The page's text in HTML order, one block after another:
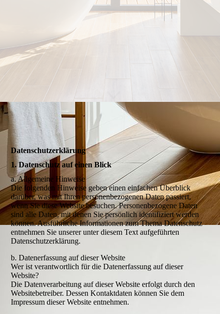
Datenschutzerklärung
1. Datenschutz auf einen Blick
a. Allgemeine Hinweise
Die folgenden Hinweise geben einen einfachen Überblick
darüber, was mit Ihren personenbezogenen Daten passiert,
wenn Sie diese Website besuchen. Personenbezogene Daten
sind alle Daten, mit denen Sie persönlich identifiziert werden
können. Ausführliche Informationen zum Thema Datenschutz
entnehmen Sie unserer unter diesem Text aufgeführten
Datenschutzerklärung.
b. Datenerfassung auf dieser Website
Wer ist verantwortlich für die Datenerfassung auf dieser
Website?
Die Datenverarbeitung auf dieser Website erfolgt durch den
Websitebetreiber. Dessen Kontaktdaten können Sie dem
Impressum dieser Website entnehmen.